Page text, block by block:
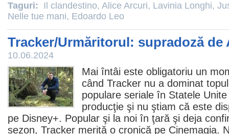
Taguri: Il clandestino, Alice Arcuri, Lavinia Longhi,
Nelle tue mani, Edoardo Leo
Tracker/Urmăritorul: supradoză de
10.06.2024
Mai întâi este obligatoriu un
când Tracker nu a dominat
populare seriale în Statele Unite
producţie şi nu ştiam că este
pe Disney+. Popular şi la noi în ţară şi deja
sezon, Tracker merită o cronică pe Cinemagia.